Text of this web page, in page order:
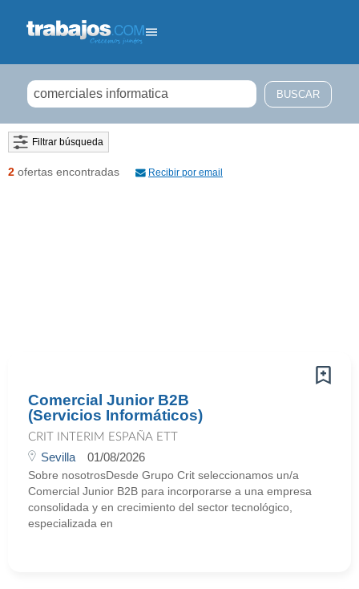
Filtrar búsqueda
2 ofertas encontradas Recibir por email
Comercial Junior B2B
(Servicios Informáticos)
CRIT INTERIM ESPAÑA ETT
Sevilla 01/08/2026
Sobre nosotrosDesde Grupo Crit seleccionamos un/a
Comercial Junior B2B para incorporarse a una empresa
consolidada y en crecimiento del sector tecnológico,
especializada en